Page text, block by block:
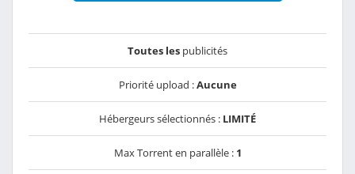
Toutes les publicités
Priorité upload :Aucune
Hébergeurs sélectionnés : LIMITÉ
Max Torrent en parallèle : 1